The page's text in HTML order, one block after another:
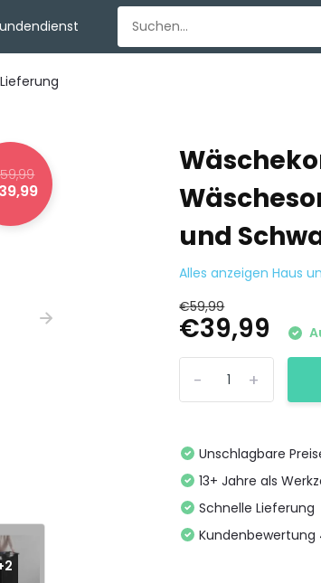
und
Alles anzeigen Haus
€59,99
€39,99
+
-
Unschlagbare
13+ Jahre als
Schnelle Lieferung
Kundenbewertung